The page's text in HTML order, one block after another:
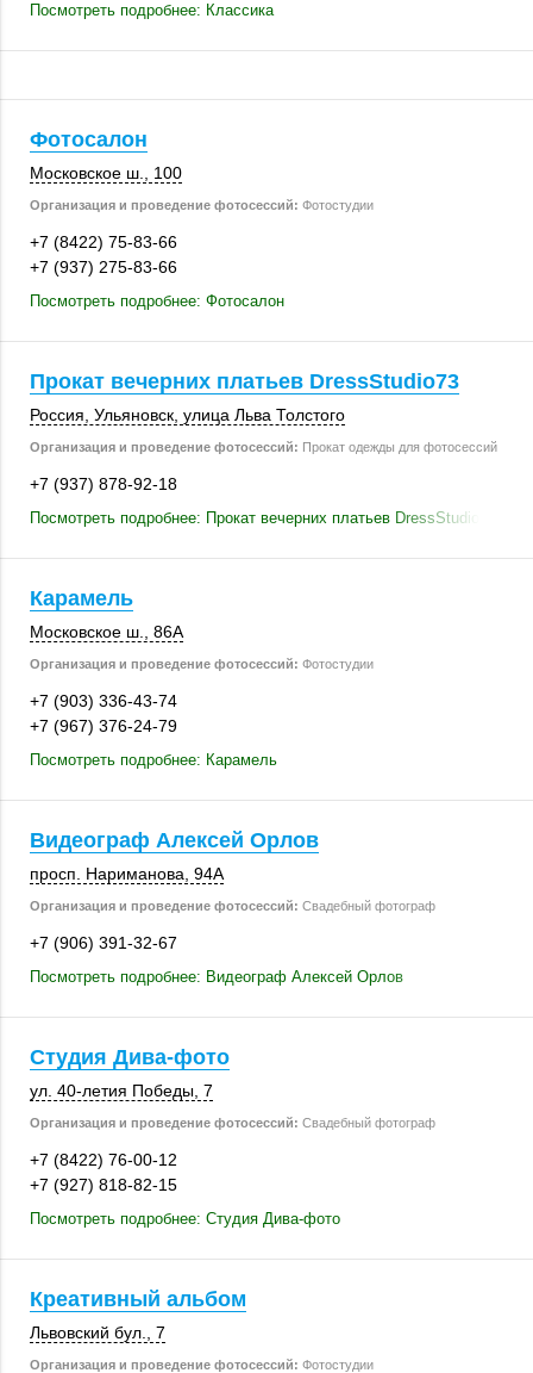
Посмотреть подробнее: Классика
Фотосалон
Московское ш. 100
Организация и проведение фотосессий: Фотостудии
+7 (8422) 75-83-66
+7 (937) 275-83-66
Посмотреть подробнее: Фотосалон
Прокат вечерних платьев DressStudio73
Россия Ульяновск улица Льва Толстого
Организация и проведение фотосессий: Прокат одежды для фотосессий
+7 (937) 878-92-18
Посмотреть подробнее: Прокат вечерних платьев DressStudio73
Карамель
Московское ш. 86А
Организация и проведение фотосессий: Фотостудии
+7 (903) 336-43-74
+7 (967) 376-24-79
Посмотреть подробнее: Карамель
Видеограф Алексей Орлов
просп. Нариманова 94А
Организация и проведение фотосессий: Свадебный фотограф
+7 (906) 391-32-67
Посмотреть подробнее: Видеограф Алексей Орлов
Студия Дива-фото
ул. 40-летия Победы, 7
Организация и проведение фотосессий: Свадебный фотограф
+7 (8422) 76-00-12
+7 (927) 818-82-15
Посмотреть подробнее: Студия Дива-фото
Креативный альбом
Львовский бул., 7
Организация и проведение фотосессий: Фотостудии